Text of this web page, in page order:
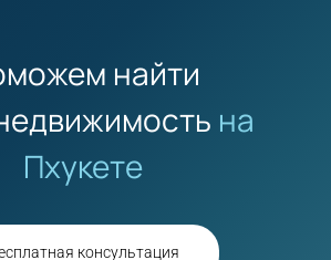
найти
на
Пхукете
консультация